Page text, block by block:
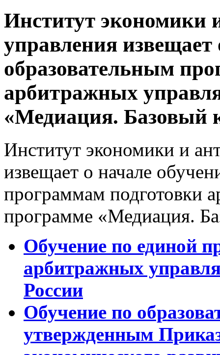
Институт экономики
управления извещает
образовательным
арбитражных
«Медиация. Базовый
Институт экономики и
извещает о начале
программам подготовки
программе «Медиация.
Обучение по единой
арбитражных
России
Обучение по
утвержденным